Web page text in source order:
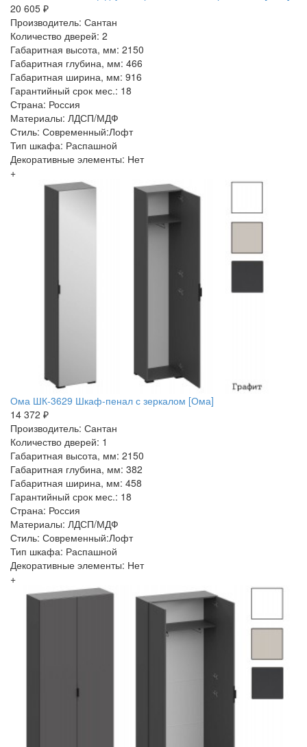
20 605 ₽
Производитель: Сантан
Количество дверей: 2
Габаритная высота, мм: 2150
Габаритная глубина, мм: 466
Габаритная ширина, мм: 916
Гарантийный срок мес.: 18
Страна: Россия
Материалы: ЛДСП/МДФ
Стиль: Современный:Лофт
Тип шкафа: Распашной
Декоративные элементы: Нет
+
Ома ШК-3629 Шкаф-пенал с зеркалом [Ома]
14 372 ₽
Производитель: Сантан
Количество дверей: 1
Габаритная высота, мм: 2150
Габаритная глубина, мм: 382
Габаритная ширина, мм: 458
Гарантийный срок мес.: 18
Страна: Россия
Материалы: ЛДСП/МДФ
Стиль: Современный:Лофт
Тип шкафа: Распашной
Декоративные элементы: Нет
+